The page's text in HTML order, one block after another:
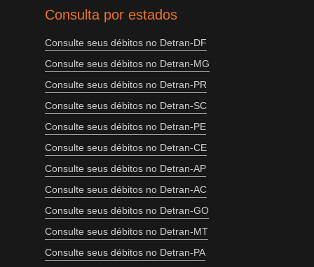
Consulta por estados
Consulte seus débitos no Detran-DF
Consulte seus débitos no Detran-MG
Consulte seus débitos no Detran-PR
Consulte seus débitos no Detran-SC
Consulte seus débitos no Detran-PE
Consulte seus débitos no Detran-CE
Consulte seus débitos no Detran-AP
Consulte seus débitos no Detran-AC
Consulte seus débitos no Detran-GO
Consulte seus débitos no Detran-MT
Consulte seus débitos no Detran-PA